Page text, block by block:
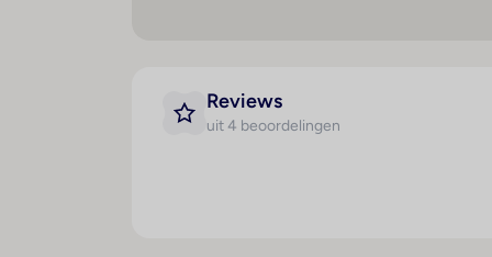
Wasservice
Medische dienst
Reviews
uit 4 beoordelingen